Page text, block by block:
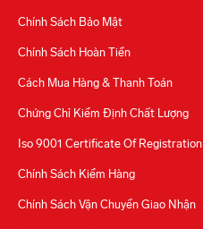
Chính Sách Bảo Mật
Chính Sách Hoàn Tiền
Cách Mua Hàng & Thanh Toán
Chứng Chỉ Kiểm Định Chất Lượng
Iso 9001 Certificate Of Registration
Chính Sách Kiểm Hàng
Chính Sách Vận Chuyển Giao Nhận